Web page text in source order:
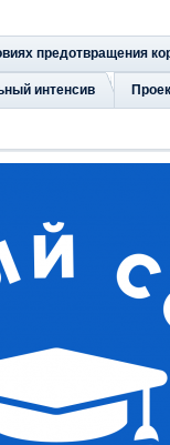
предотвращения
интенсив